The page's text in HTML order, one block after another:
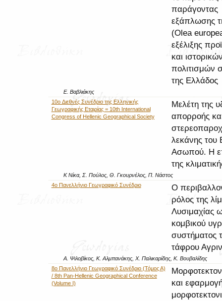
παράγοντας
εξάπλωσης
(Olea
εξέλιξης
και
πολιτισμών
της Ελλάδος
Ε. Βαβλιάκης
10o Διεθνές Συνέδριο της Ελληνικής
Γεωγραφικής Εταιρίας = 10th International
Congress of Hellenic Geographical Society
Mελέτη της
απορροής
λεκάνης του
Ασωπού. Η
της
Κ Νίκα, Σ. Πούλος, Θ. Γκουρνέλος, Π. Νάστος
4ο Πανελλήνιο Γεωγραφικό Συνέδριο
Ο
ρόλος της
Λυσιμαχίας
κομβικού
συστήματος
τάφρου
Α. Ψιλοβίκος, Κ. Αλμπανάκης, Χ. Παλικαρίδης, Κ. Βουβαλίδης
8ο Πανελλήνιο Γεωγραφικό Συνέδριο (Τόμος Α)
/ 8th Pan-Hellenic Geographical Conference
(Volume I)
και